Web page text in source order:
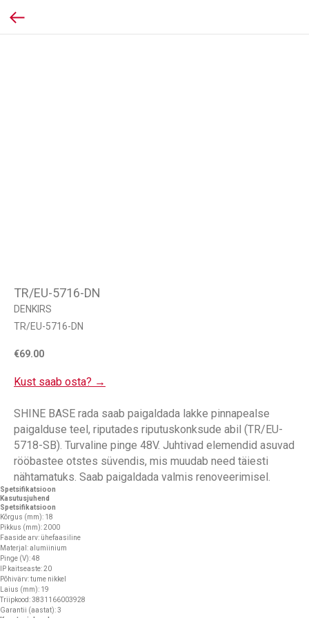
TR/EU-5716-DN
DENKIRS
TR/EU-5716-DN
€69.00
Kust saab osta? →
SHINE BASE rada saab paigaldada lakke pinnapealse
paigalduse teel, riputades riputuskonksude abil (TR/EU-
5718-SB). Turvaline pinge 48V. Juhtivad elemendid asuvad
rööbastee otstes süvendis, mis muudab need täiesti
nähtamatuks. Saab paigaldada valmis renoveerimisel.
Spetsifikatsioon
Kasutusjuhend
Spetsifikatsioon
Kõrgus (mm): 18
Pikkus (mm): 2000
Faaside arv: ühefaasiline
Materjal: alumiinium
Pinge (V): 48
IP kaitseaste: 20
Põhivärv: tume nikkel
Laius (mm): 19
Triipkood: 3831166003928
Garantii (aastat): 3